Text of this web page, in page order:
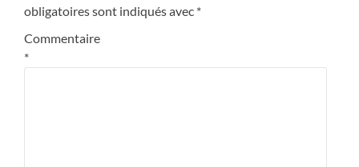
obligatoires sont indiqués avec *
Commentaire
*